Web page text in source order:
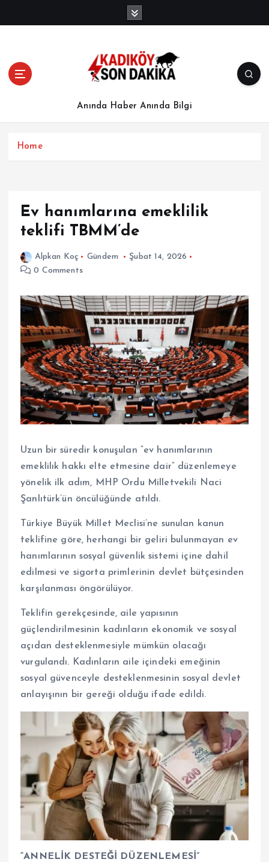
Anında Haber Anında Bilgi
Home
Ev hanımlarına emeklilik
teklifi TBMM’de
Alpkan Koç Gündem
Şubat 14, 2026
0 Comments
Uzun bir süredir konuşulan “ev hanımlarının
emeklilık hakkı elte etmesine dair” düzenlemeye
yönelik ilk adım, MHP Ordu Milletvekili Naci
Şanlıtürk’ün öncülüğünde atıldı.
Türkiye Büyük Millet Meclisi’ne sunulan kanun
teklifine göre, herhangi bir geliri bulunmayan ev
hanımlarının sosyal güvenlik sistemi içine dahil
edilmesi ve sigorta primlerinin devlet bütçesinden
karşılanması öngörülüyor.
Teklifin gerekçesinde, aile yapısının
güçlendirilmesinin kadınların ekonomik ve sosyal
açıdan desteklenmesiyle mümkün olacağı
vurgulandı. Kadınların aile içindeki emeğinin
sosyal güvenceyle desteklenmesinin sosyal devlet
anlayışının bir gereği olduğu ifade edildi.
“ANNELİK DESTEĞİ DÜZENLEMESİ”